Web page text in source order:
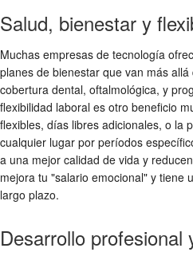
Salud, bienestar y
Muchas empresas de tecnología
planes de bienestar que van más
cobertura dental, oftalmológica, y
flexibilidad laboral es otro beneficio
flexibles, días libres adicionales, o la
cualquier lugar por períodos
a una mejor calidad de vida y
mejora tu "salario emocional" y tiene
largo plazo.
Desarrollo profesional